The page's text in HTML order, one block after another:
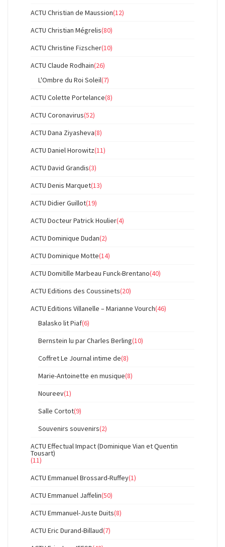
ACTU Christian de Maussion(12)
ACTU Christian Mégrelis(80)
ACTU Christine Fizscher(10)
ACTU Claude Rodhain(26)
L'Ombre du Roi Soleil(7)
ACTU Colette Portelance(8)
ACTU Coronavirus(52)
ACTU Dana Ziyasheva(8)
ACTU Daniel Horowitz(11)
ACTU David Grandis(3)
ACTU Denis Marquet(13)
ACTU Didier Guillot(19)
ACTU Docteur Patrick Houlier(4)
ACTU Dominique Dudan(2)
ACTU Dominique Motte(14)
ACTU Domitille Marbeau Funck-Brentano(40)
ACTU Editions des Coussinets(20)
ACTU Editions Villanelle – Marianne Vourch(46)
Balasko lit Piaf(6)
Bernstein lu par Charles Berling(10)
Coffret Le Journal intime de(8)
Marie-Antoinette en musique(8)
Noureev(1)
Salle Cortot(9)
Souvenirs souvenirs(2)
ACTU Effectual Impact (Dominique Vian et Quentin
Tousart)
(11)
ACTU Emmanuel Brossard-Ruffey(1)
ACTU Emmanuel Jaffelin(50)
ACTU Emmanuel-Juste Duits(8)
ACTU Eric Durand-Billaud(7)